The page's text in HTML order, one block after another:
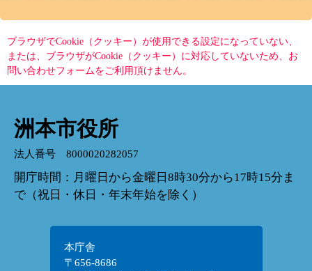
ブラウザでCookie（クッキー）が使用できる設定になっていない、
または、ブラウザがCookie（クッキー）に対応していないため、お
問い合わせフォームをご利用頂けません。
洲本市役所
法人番号 8000020282057
開庁時間：月曜日から金曜日8時30分から17時15分ま
で（祝日・休日・年末年始を除く）
本庁舎
〒656-8686